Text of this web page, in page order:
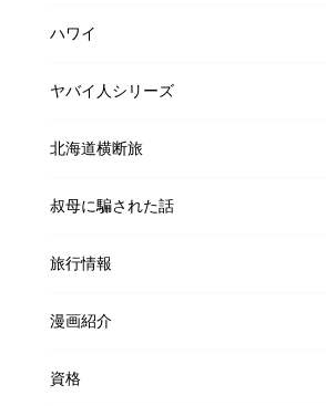
ハワイ
ヤバイ人シリーズ
北海道横断旅
叔母に騙された話
旅行情報
漫画紹介
資格